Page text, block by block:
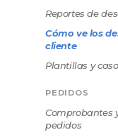
Reportes de
Cómo ve los
cliente
Plantillas y
PEDIDOS
Comprobantes
pedidos